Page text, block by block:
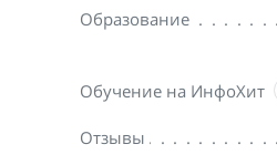
Образование
Обучение на ИнфоХит
Отзывы